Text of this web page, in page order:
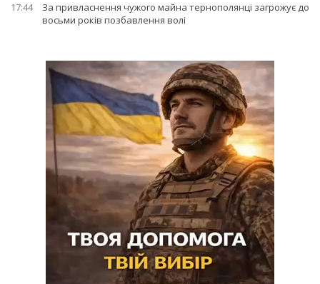
17:44
За привласнення чужого майна тернополянці загрожує до
восьми років позбавлення волі